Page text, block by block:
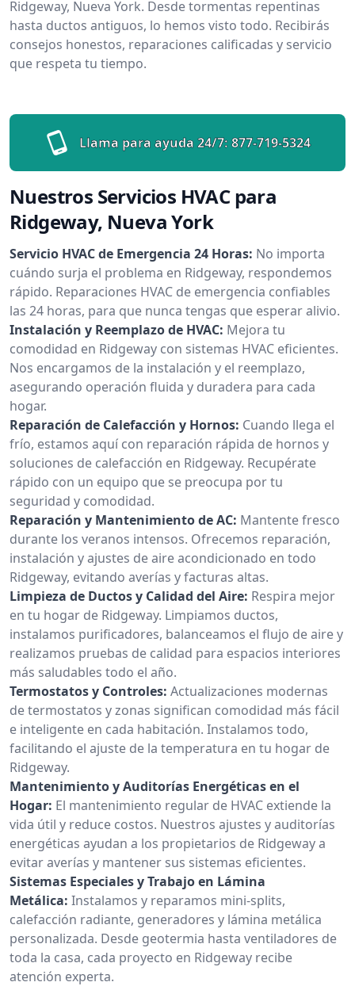
Ridgeway, Nueva York. Desde tormentas repentinas
hasta ductos antiguos, lo hemos visto todo. Recibirás
consejos honestos, reparaciones calificadas y servicio
que respeta tu tiempo.
Llama para ayuda 24/7: 877-719-5324
Nuestros Servicios HVAC para
Ridgeway, Nueva York
Servicio HVAC de Emergencia 24 Horas: No importa
cuándo surja el problema en Ridgeway, respondemos
rápido. Reparaciones HVAC de emergencia confiables
las 24 horas, para que nunca tengas que esperar alivio.
Instalación y Reemplazo de HVAC: Mejora tu
comodidad en Ridgeway con sistemas HVAC eficientes.
Nos encargamos de la instalación y el reemplazo,
asegurando operación fluida y duradera para cada
hogar.
Reparación de Calefacción y Hornos: Cuando llega el
frío, estamos aquí con reparación rápida de hornos y
soluciones de calefacción en Ridgeway. Recupérate
rápido con un equipo que se preocupa por tu
seguridad y comodidad.
Reparación y Mantenimiento de AC: Mantente fresco
durante los veranos intensos. Ofrecemos reparación,
instalación y ajustes de aire acondicionado en todo
Ridgeway, evitando averías y facturas altas.
Limpieza de Ductos y Calidad del Aire: Respira mejor
en tu hogar de Ridgeway. Limpiamos ductos,
instalamos purificadores, balanceamos el flujo de aire y
realizamos pruebas de calidad para espacios interiores
más saludables todo el año.
Termostatos y Controles: Actualizaciones modernas
de termostatos y zonas significan comodidad más fácil
e inteligente en cada habitación. Instalamos todo,
facilitando el ajuste de la temperatura en tu hogar de
Ridgeway.
Mantenimiento y Auditorías Energéticas en el
Hogar: El mantenimiento regular de HVAC extiende la
vida útil y reduce costos. Nuestros ajustes y auditorías
energéticas ayudan a los propietarios de Ridgeway a
evitar averías y mantener sus sistemas eficientes.
Sistemas Especiales y Trabajo en Lámina
Metálica: Instalamos y reparamos mini-splits,
calefacción radiante, generadores y lámina metálica
personalizada. Desde geotermia hasta ventiladores de
toda la casa, cada proyecto en Ridgeway recibe
atención experta.